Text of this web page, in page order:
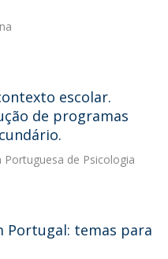
escolar.
de programas
Portuguesa de Psicologia
Portugal: temas para